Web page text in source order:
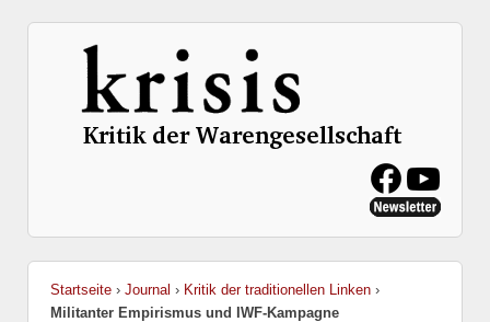
Startseite › Journal › Kritik der traditionellen Linken ›
Militanter Empirismus und IWF-Kampagne